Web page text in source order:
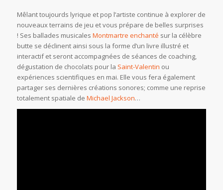
Mêlant toujourds lyrique et pop l’artiste continue à explorer de
nouveaux terrains de jeu et vous prépare de belles surprises
! Ses ballades musicales Montmartre enchanté sur la célèbre
butte se déclinent ainsi sous la forme d’un livre illustré et
interactif et seront accompagnées de séances de coaching,
dégustation de chocolats pour la Saint-Valentin ou
expériences scientifiques en mai. Elle vous fera également
partager ses dernières créations sonores; comme une reprise
totalement spatiale de Michael Jackson…